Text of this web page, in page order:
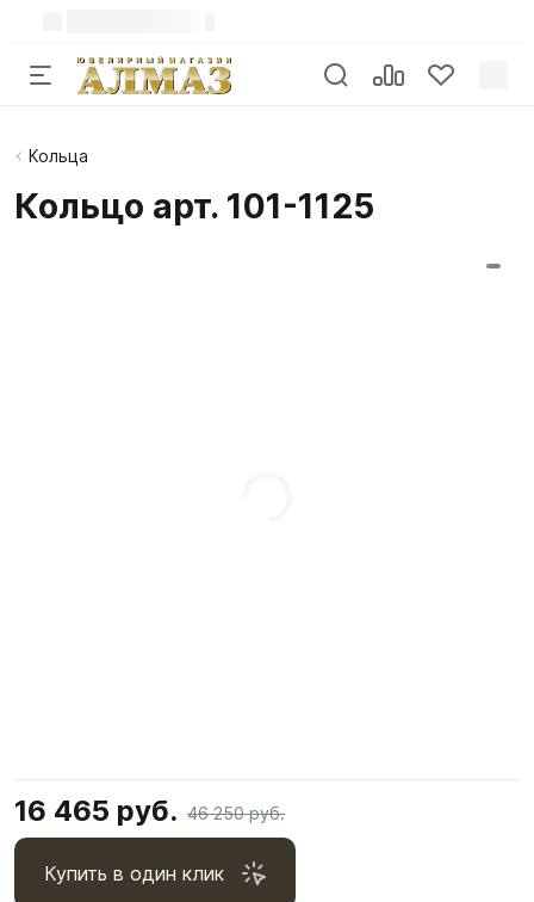
Кольца
Кольцо арт. 101-1125
16 465 руб. 46 250 руб.
Купить в один клик